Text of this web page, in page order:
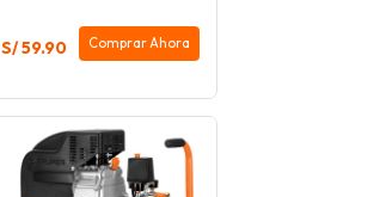
S/ 59.90 Comprar Ahora